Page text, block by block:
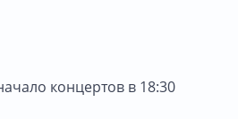
концертов в 18:30